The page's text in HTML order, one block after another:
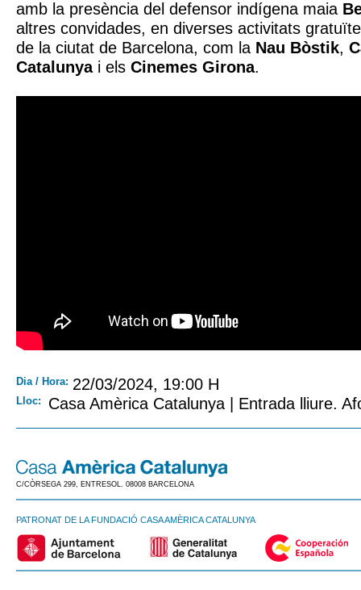
amb la presència del defensor indígena maia
altres convidades, en diverses activitats
de la ciutat de Barcelona, com la Nau Bòstik,
Catalunyai els Cinemes Girona.
Dia / Hora: 22/03/2024, 19:00 H
Lloc: Casa Amèrica Catalunya | Entrada lliure.
C/CÒRSEGA 299, ENTRESOL. 08008 BARCELONA
PATRONAT DE LA FUNDACIÓ CASA AMÈRICA CATALUNYA